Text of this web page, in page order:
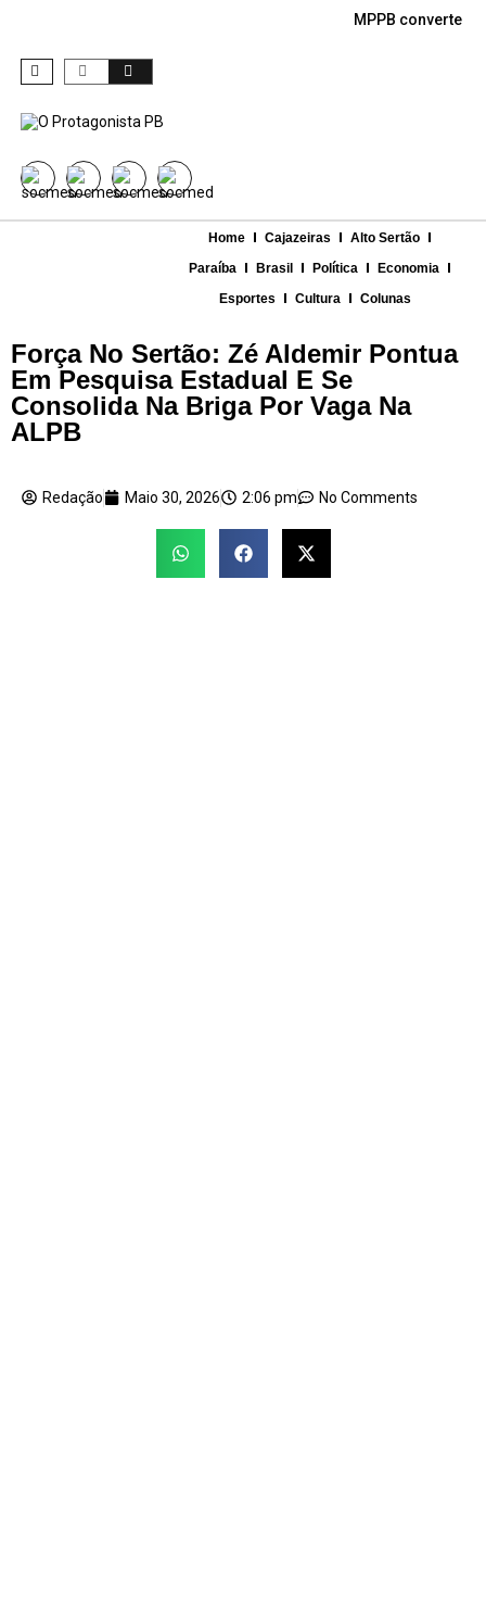
MPPB converte
Home Cajazeiras
Alto Sertão
Paraíba
Brasil Política
Economia
Esportes
Cultura Colunas
Força No Sertão: Zé Aldemir Pontua
Em Pesquisa Estadual E Se
Consolida Na Briga Por Vaga Na
ALPB
Redação Maio 30, 2026 2:06 pm No Comments